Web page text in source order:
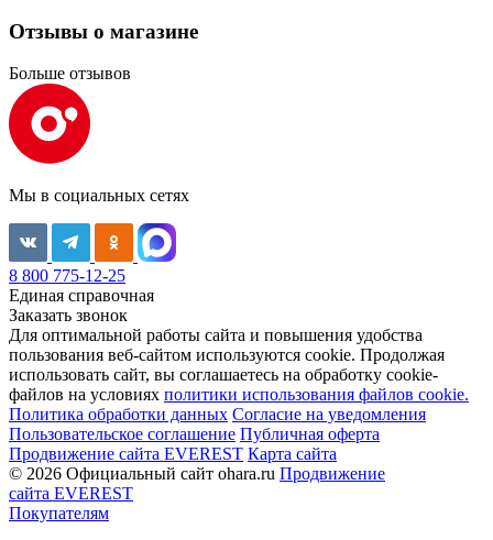
Отзывы о магазине
Больше отзывов
Мы в социальных сетях
8 800 775-12-25
Единая справочная
Заказать звонок
Для оптимальной работы сайта и повышения удобства
пользования веб-сайтом используются cookie. Продолжая
использовать сайт, вы соглашаетесь на обработку cookie-
файлов на условиях политики использования файлов cookie.
Политика обработки данных Согласие на уведомления
Пользовательское соглашение Публичная оферта
Продвижение сайта EVEREST Карта сайта
© 2026 Официальный сайт ohara.ru Продвижение
сайта EVEREST
Покупателям